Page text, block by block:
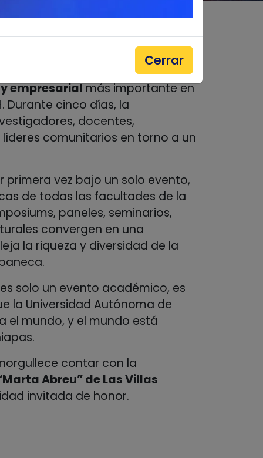
2026) es el encuentro
empresarialmás importante en
Durante cinco días, la
docentes,
comunitarios en torno a un
primera vez bajo un solo evento,
de todas las facultades de la
paneles, seminarios,
convergen en una
la riqueza y diversidad de la
solo un evento académico, es
la Universidad Autónoma de
el mundo, y el mundo está
contar con la
Abreu” de Las Villas
invitada de honor.
Cerrar